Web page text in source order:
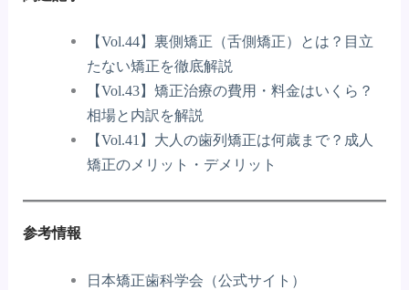
【Vol.44】裏側矯正（舌側矯正）とは？目立
たない矯正を徹底解説
【Vol.43】矯正治療の費用・料金はいくら？
相場と内訳を解説
【Vol.41】大人の歯列矯正は何歳まで？成人
矯正のメリット・デメリット
参考情報
日本矯正歯科学会（公式サイト）